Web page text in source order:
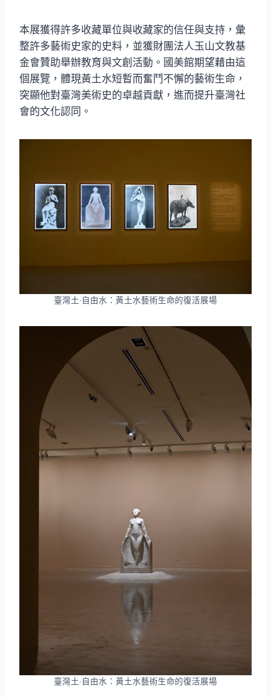
本展獲得許多收藏單位與收藏家的信任與支持，彙
整許多藝術史家的史料，並獲財團法人玉山文教基
金會贊助舉辦教育與文創活動。國美館期望藉由這
個展覽，體現黃土水短暫而奮鬥不懈的藝術生命，
突顯他對臺灣美術史的卓越貢獻，進而提升臺灣社
會的文化認同。
臺灣土‧自由水：黃土水藝術生命的復活展場
臺灣土‧自由水：黃土水藝術生命的復活展場